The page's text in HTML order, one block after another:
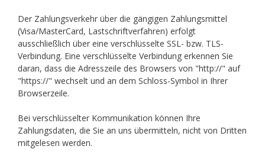
Der Zahlungsverkehr über die gängigen Zahlungsmittel
(Visa/MasterCard, Lastschriftverfahren) erfolgt
ausschließlich über eine verschlüsselte SSL- bzw. TLS-
Verbindung. Eine verschlüsselte Verbindung erkennen Sie
daran, dass die Adresszeile des Browsers von "http://" auf
"https://" wechselt und an dem Schloss-Symbol in Ihrer
Browserzeile.
Bei verschlüsselter Kommunikation können Ihre
Zahlungsdaten, die Sie an uns übermitteln, nicht von Dritten
mitgelesen werden.